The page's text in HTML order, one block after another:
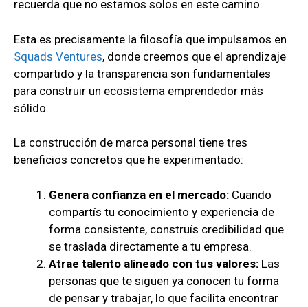
recuerda que no estamos solos en este camino.
Esta es precisamente la filosofía que impulsamos en
Squads Ventures, donde creemos que el aprendizaje
compartido y la transparencia son fundamentales
para construir un ecosistema emprendedor más
sólido.
La construcción de marca personal tiene tres
beneficios concretos que he experimentado:
Genera confianza en el mercado: Cuando
compartís tu conocimiento y experiencia de
forma consistente, construís credibilidad que
se traslada directamente a tu empresa.
Atrae talento alineado con tus valores: Las
personas que te siguen ya conocen tu forma
de pensar y trabajar, lo que facilita encontrar